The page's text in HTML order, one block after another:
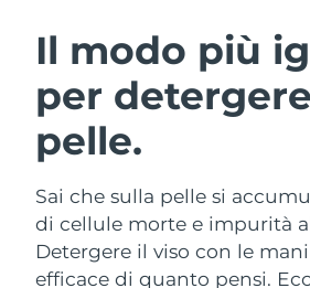
Il modo più
per
pelle.
Sai che sulla pelle si
di cellule morte e impurità
Detergere il viso con le
efficace di quanto pensi.
Detersione viso
Anti-aging massage
Microcurrent toning
Idratazione
Austria
Bahrein
Belgio
Bermuda
Bosnia ed
Erzegovina